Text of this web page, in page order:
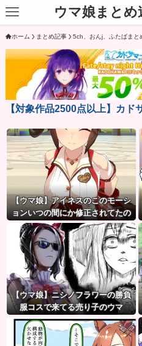
ウマ娘まとめ
ホーム まとめ記事 5ch、おんj、ふたばまと
【対象作品2500点以上】カド
【ウマ娘】アイネスのこのモーシ
ョンいつの間にか修正されてたの
か
【ウマ娘】ニシノフラワーの勝負
服コスで来てる売り子のウマ
娘！？